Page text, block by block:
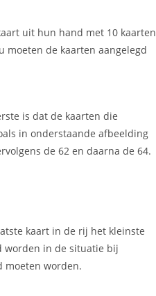
uit hun hand met 10
moeten de kaarten aangelegd
is dat de kaarten die
in onderstaande afbeelding
de 62 en daarna de 64.
kaart in de rij het kleinste
worden in de situatie bij
moeten worden.